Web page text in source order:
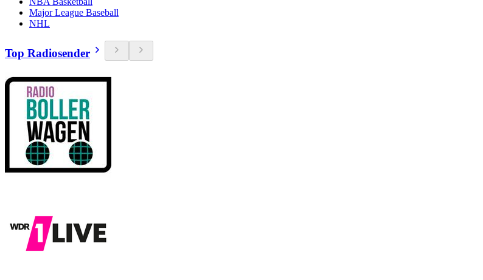
Major League Baseball
NHL
Top Radiosender